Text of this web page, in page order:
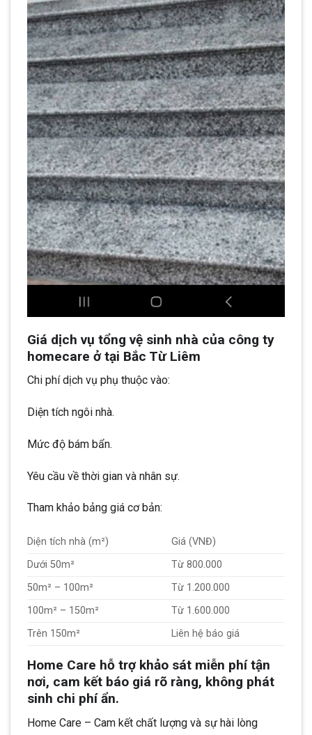
Giá dịch vụ tổng vệ sinh nhà của công ty
homecare ở tại Bắc Từ Liêm
Chi phí dịch vụ phụ thuộc vào:
Diện tích ngôi nhà.
Mức độ bám bẩn.
Yêu cầu về thời gian và nhân sự.
Tham khảo bảng giá cơ bản:
Diện tích nhà (m²)
Giá (VNĐ)
Dưới 50m²
Từ 800.000
50m² – 100m²
Từ 1.200.000
100m² – 150m²
Từ 1.600.000
Trên 150m²
Liên hệ báo giá
Home Care hỗ trợ khảo sát miễn phí tận
nơi, cam kết báo giá rõ ràng, không phát
sinh chi phí ẩn.
Home Care – Cam kết chất lượng và sự hài lòng